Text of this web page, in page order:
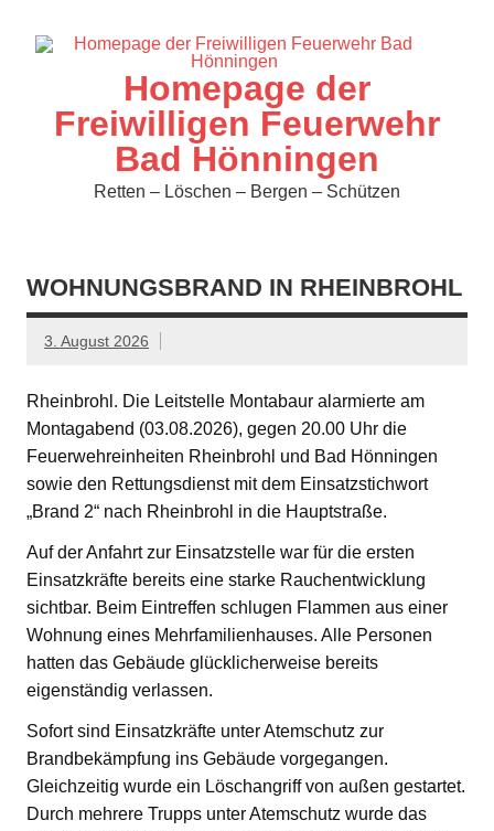
springen
Homepage der
Freiwilligen Feuerwehr
Bad Hönningen
Retten – Löschen – Bergen – Schützen
WOHNUNGSBRAND IN RHEINBROHL
3. August 2026
Rheinbrohl. Die Leitstelle Montabaur alarmierte am
Montagabend (03.08.2026), gegen 20.00 Uhr die
Feuerwehreinheiten Rheinbrohl und Bad Hönningen
sowie den Rettungsdienst mit dem Einsatzstichwort
„Brand 2“ nach Rheinbrohl in die Hauptstraße.
Auf der Anfahrt zur Einsatzstelle war für die ersten
Einsatzkräfte bereits eine starke Rauchentwicklung
sichtbar. Beim Eintreffen schlugen Flammen aus einer
Wohnung eines Mehrfamilienhauses. Alle Personen
hatten das Gebäude glücklicherweise bereits
eigenständig verlassen.
Sofort sind Einsatzkräfte unter Atemschutz zur
Brandbekämpfung ins Gebäude vorgegangen.
Gleichzeitig wurde ein Löschangriff von außen gestartet.
Durch mehrere Trupps unter Atemschutz wurde das